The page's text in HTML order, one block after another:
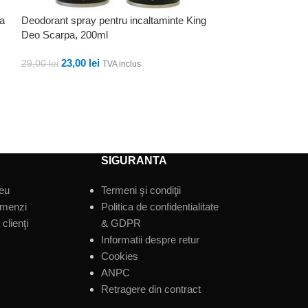
Deodorant spray pentru incaltaminte King
Deo Scarpa, 200ml
29,00lei 23,00 lei TVA inclus
SIGURANTA
Termeni şi condiţii
Politica de confidentialitate
& GDPR
Informatii despre retur
Cookies
ANPC
Retragere din contract